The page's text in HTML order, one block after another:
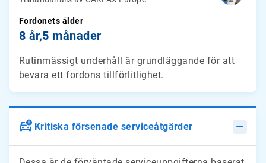
Fordonets ålder
8 år,5 månader
Rutinmässigt underhåll är grundläggande för att
bevara ett fordons tillförlitlighet.
Kritiska försenade serviceåtgärder